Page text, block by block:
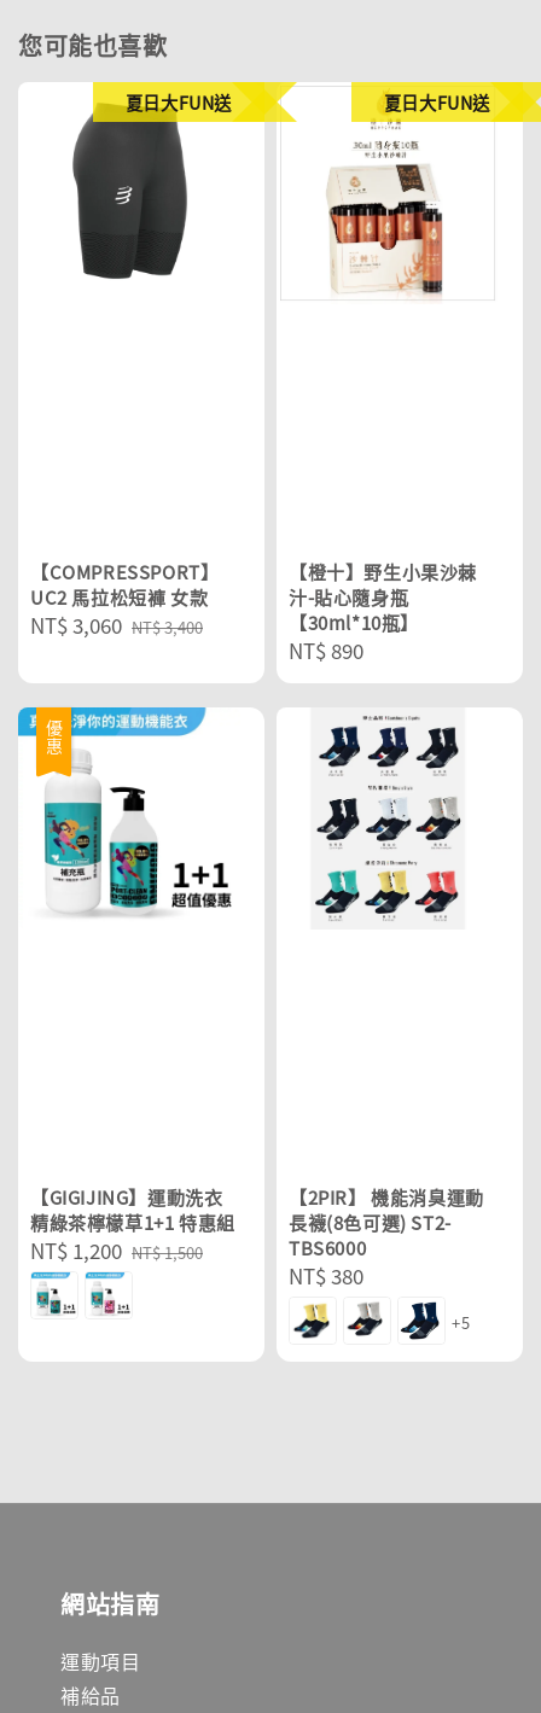
您可能也喜歡
夏日大FUN送
【COMPRESSPORT】
UC2 馬拉松短褲 女款
Sale
NT$ 3,060 Regular
NT$ 3,400
夏日大FUN送
【橙十】野生小果沙棘
汁-貼心隨身瓶
【30ml*10瓶】
Regular
price
NT$ 890
優惠
【GIGIJING】運動洗衣
精綠茶檸檬草1+1 特惠組
Sale
price
NT$ 1,200 Regular
NT$ 1,500
【2PIR】 機能消臭運動
長襪(8色可選) ST2-
TBS6000
Regular
price
NT$ 380
+5
網站指南
運動項目
補給品